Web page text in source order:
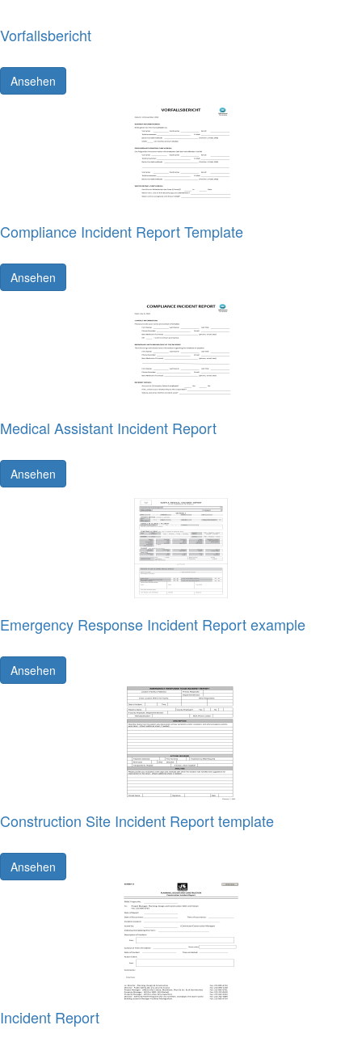
Vorfallsbericht
Ansehen
Compliance Incident Report Template
Ansehen
Medical Assistant Incident Report
Ansehen
Emergency Response Incident Report example
Ansehen
Construction Site Incident Report template
Ansehen
Incident Report